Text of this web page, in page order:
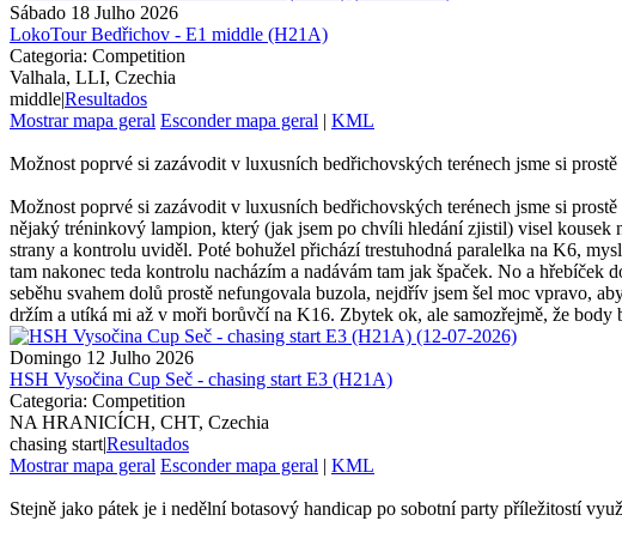
Sábado 18 Julho 2026
LokoTour Bedřichov - E1 middle (H21A)
Categoria: Competition
Valhala, LLI, Czechia
middle|Resultados
Mostrar mapa geral Esconder mapa geral | KML
Možnost poprvé si zazávodit v luxusních bedřichovských terénech jsme si
Možnost poprvé si zazávodit v luxusních bedřichovských terénech jsme si
nějaký tréninkový lampion, který (jak jsem po chvíli hledání zjistil) visel kousek
strany a kontrolu uviděl. Poté bohužel přichází trestuhodná paralelka na K6,
tam nakonec teda kontrolu nacházím a nadávám tam jak špaček. No a
seběhu svahem dolů prostě nefungovala buzola, nejdřív jsem šel moc vpravo,
držím a utíká mi až v moři borůvčí na K16. Zbytek ok, ale samozřejmě, že body
Domingo 12 Julho 2026
HSH Vysočina Cup Seč - chasing start E3 (H21A)
Categoria: Competition
NA HRANICÍCH, CHT, Czechia
chasing start|Resultados
Mostrar mapa geral Esconder mapa geral | KML
Stejně jako pátek je i nedělní botasový handicap po sobotní party příležitostí